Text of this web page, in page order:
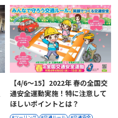
【4/6〜15】2022年 春の全国交
通安全運動実施！特に注意して
ほしいポイントとは？